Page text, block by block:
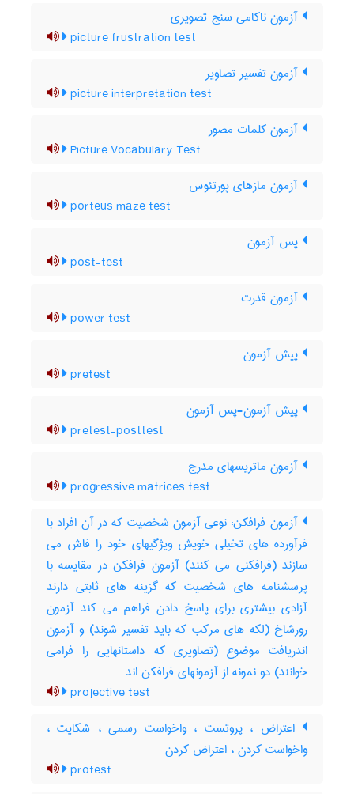
آزمون ناکامی سنج تصویری
picture frustration test
آزمون تفسیر تصاویر
picture interpretation test
آزمون کلمات مصور
Picture Vocabulary Test
آزمون مازهای پورتئوس
porteus maze test
پس آزمون
post-test
آزمون قدرت
power test
پیش آزمون
pretest
پیش آزمون-پس آزمون
pretest-posttest
آزمون ماتریسهای مدرج
progressive matrices test
آزمون فرافکن: نوعی آزمون شخصیت که در آن افراد با
فرآورده های تخیلی خویش ویژگیهای خود را فاش می
سازند (فرافکنی می کنند) آزمون فرافکن در مقایسه با
پرسشنامه های شخصیت که گزینه های ثابتی دارند
آزادی بیشتری برای پاسخ دادن فراهم می کند آزمون
رورشاخ (لکه های مرکب که باید تفسیر شوند) و آزمون
اندریافت موضوع (تصاویری که داستانهایی را فرامی
خوانند) دو نمونه از آزمونهای فرافکن اند
projective test
اعتراض ، پروتست ، واخواست رسمی ، شکایت ،
واخواست کردن ، اعتراض کردن
protest